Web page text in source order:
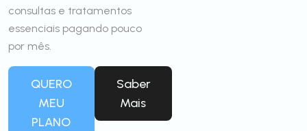
consultas e tratamentos
essenciais pagando pouco
por mês.
QUERO
MEU
PLANO
Saber
Mais